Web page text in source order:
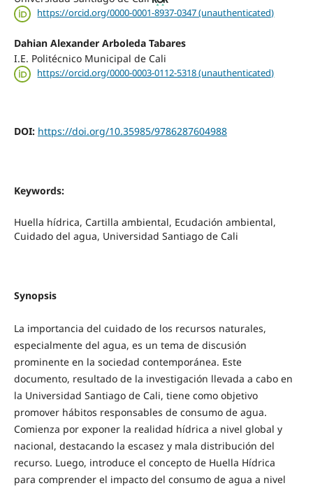
https://orcid.org/0000-0001-8937-0347 (unauthenticated)
Dahian Alexander Arboleda Tabares
I.E. Politécnico Municipal de Cali
https://orcid.org/0000-0003-0112-5318 (unauthenticated)
DOI: https://doi.org/10.35985/9786287604988
Keywords:
Huella hídrica, Cartilla ambiental, Ecudación ambiental,
Cuidado del agua, Universidad Santiago de Cali
Synopsis
La importancia del cuidado de los recursos naturales,
especialmente del agua, es un tema de discusión
prominente en la sociedad contemporánea. Este
documento, resultado de la investigación llevada a cabo en
la Universidad Santiago de Cali, tiene como objetivo
promover hábitos responsables de consumo de agua.
Comienza por exponer la realidad hídrica a nivel global y
nacional, destacando la escasez y mala distribución del
recurso. Luego, introduce el concepto de Huella Hídrica
para comprender el impacto del consumo de agua a nivel